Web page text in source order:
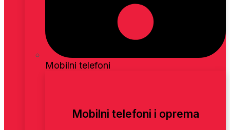
Mobilni telefoni
Mobilni telefoni i oprema